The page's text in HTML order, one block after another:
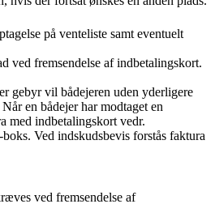
på venteliste samt eventuelt
ved fremsendelse af indbetalingskort.
gebyr vil bådejeren uden yderligere
en bådejer har modtaget en
med indbetalingskort vedr.
Ved indskudsbevis forstås faktura
ved fremsendelse af